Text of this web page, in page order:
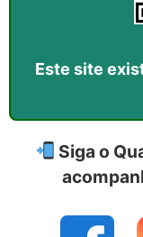
Este site
Siga o